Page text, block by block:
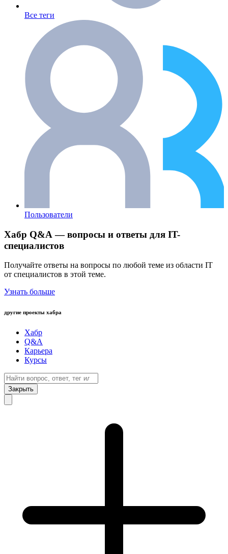
Все теги
Пользователи
Хабр Q&A — вопросы и ответы для IT-
специалистов
Получайте ответы на вопросы по любой теме из области IT
от специалистов в этой теме.
Узнать больше
другие проекты хабра
Хабр
Q&A
Карьера
Курсы
Закрыть